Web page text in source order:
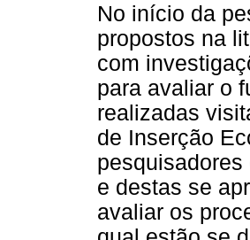
No início da
propostos na
com
para avaliar o
realizadas
de Inserção
e destas se
avaliar os